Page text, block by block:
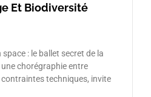
Et Biodiversité
: le ballet secret de la
chorégraphie entre
techniques, invite